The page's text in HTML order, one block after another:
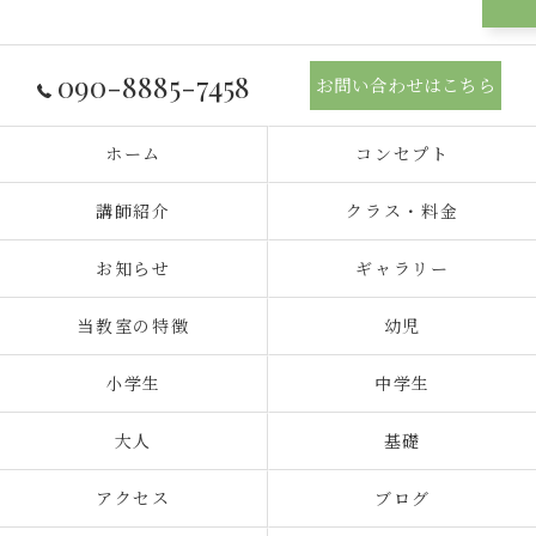
090-8885-7458 お問い合わせはこちら
ホーム コンセプト
講師紹介 クラス・料金
お知らせ ギャラリー
当教室の特徴 幼児
小学生 中学生
大人 基礎
アクセス ブログ